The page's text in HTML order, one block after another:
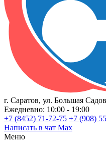
г. Саратов, ул. Большая
Ежедневно: 10:00 - 19:00
+7 (8452) 71-72-75 +7 (908)
Написать в чат Max
Меню